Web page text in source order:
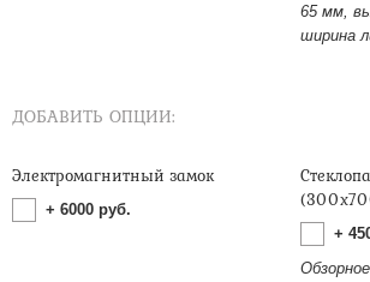
65 мм,
ширина
ДОБАВИТЬ ОПЦИИ:
Электромагнитный замок
+ 6000 руб.
+